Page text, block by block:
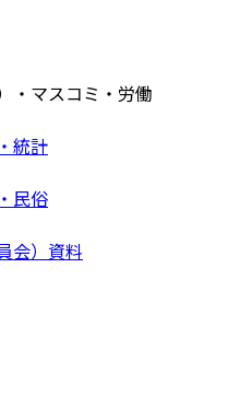
・マスコミ・労働
統計
民俗
会）資料